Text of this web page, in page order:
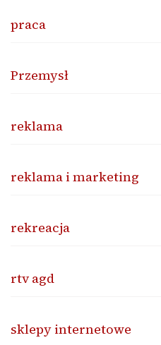
praca
Przemysł
reklama
reklama i marketing
rekreacja
rtv agd
sklepy internetowe